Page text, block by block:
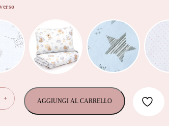
+ AGGIUNGI AL CARRELLO